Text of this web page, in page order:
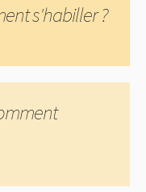
s'habiller ?